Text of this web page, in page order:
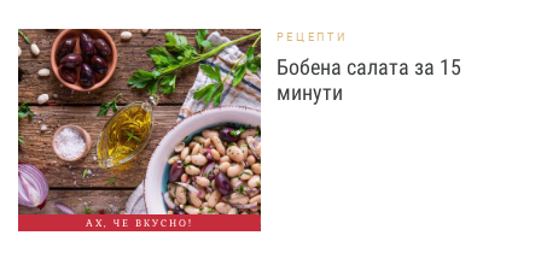
АХ, ЧЕ ВКУСНО!
РЕЦЕПТИ
Бобена салата за 15
минути